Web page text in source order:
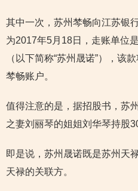
其中一次，苏州棽畅向江苏银
为2017年5月18日，走账单位
（以下简称“苏州晟诺”），该
棽畅账户。
值得注意的是，据招股书，苏
之妻刘丽琴的姐姐刘华琴持股
即是说，苏州晟诺既是苏州天
天禄的关联方。